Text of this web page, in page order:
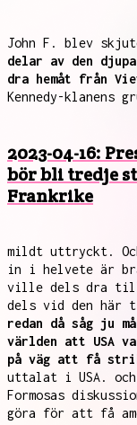
John F. blev
delar av den
dra hemåt från
Kennedy-klanens
2023-04-16:
bör bli tredje
Frankrike
mildt uttryckt.
in i helvete är
ville dels dra till
dels vid den här
redan då såg ju
världen att USA
på väg att få
uttalat i USA.
Formosas
göra för att få